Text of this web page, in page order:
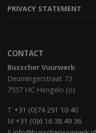
PRIVACY STATEMENT
CONTACT
Busscher Vuurwerk
Deurningerstraat 73
7557 HC Hengelo (o)
T +31 (0)74 291 10 40
M +31 (0)6 16 38 49 36